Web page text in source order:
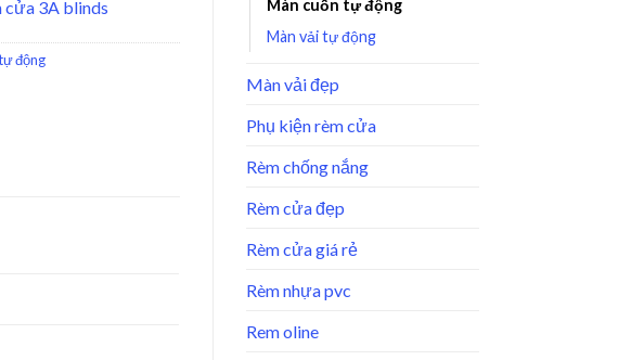
Màn cuốn tự động
Màn vải tự động
Màn vải đẹp
Phụ kiện rèm cửa
Rèm chống nắng
Rèm cửa đẹp
Rèm cửa giá rẻ
Rèm nhựa pvc
Rem oline
cửa 3A blinds
động